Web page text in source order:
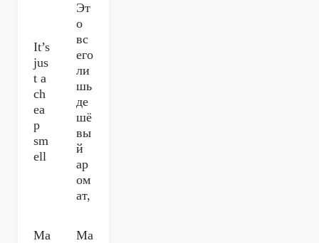
It’s
jus
t a
ch
ea
p
sm
ell
Эт
о
вс
его
ли
шь
де
шё
вы
й
ар
ом
ат,
Ma
Ма